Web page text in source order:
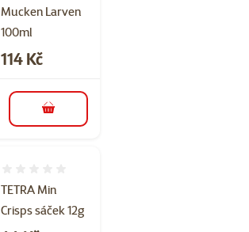
Mucken Larven
100ml
Cena
114 Kč
do košíku
TETRA Min
Crisps sáček 12g